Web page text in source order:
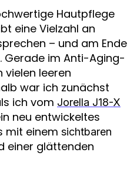
Hautpflege
eine Vielzahl an
– und am Ende
Gerade im Anti-Aging-
vielen leeren
war ich zunächst
ich vom Jorella J18-X
neu entwickeltes
mit einem sichtbaren
einer glättenden